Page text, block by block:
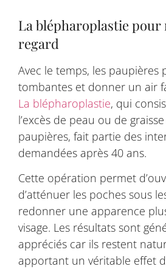
La blépharoplastie pour
regard
Avec le temps, les paupières
tombantes et donner un air
La blépharoplastie, qui
l’excès de peau ou de
paupières, fait partie des
demandées après 40 ans.
Cette opération permet
d’atténuer les poches sous
redonner une apparence
visage. Les résultats sont
appréciés car ils restent
apportant un véritable effet